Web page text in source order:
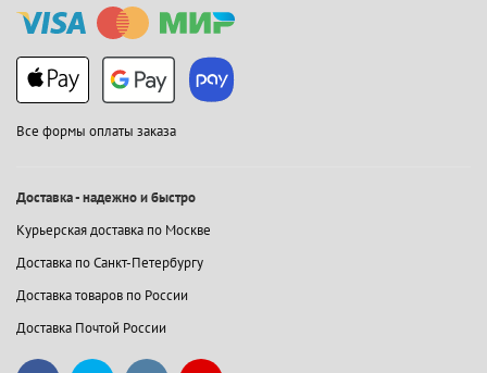
Все формы оплаты заказа
Доставка - надежно и быстро
Курьерская доставка по Москве
Доставка по Санкт-Петербургу
Доставка товаров по России
Доставка Почтой России